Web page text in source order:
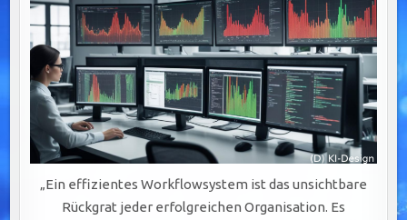
„Ein effizientes Workflowsystem ist das unsichtbare
Rückgrat jeder erfolgreichen Organisation. Es